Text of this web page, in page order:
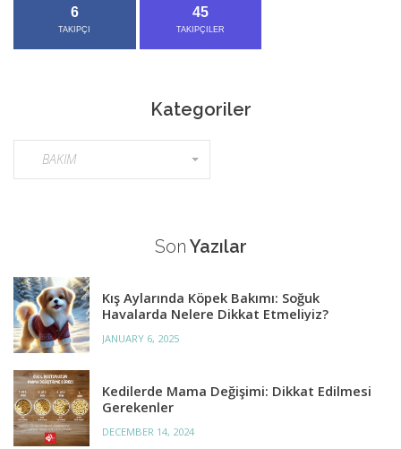
6
TAKIPÇI
45
TAKIPÇILER
Kategoriler
r
i
l
e
BAKIM
Son Yazılar
Kış Aylarında Köpek Bakımı: Soğuk
Havalarda Nelere Dikkat Etmeliyiz?
JANUARY 6, 2025
Kedilerde Mama Değişimi: Dikkat Edilmesi
Gerekenler
DECEMBER 14, 2024